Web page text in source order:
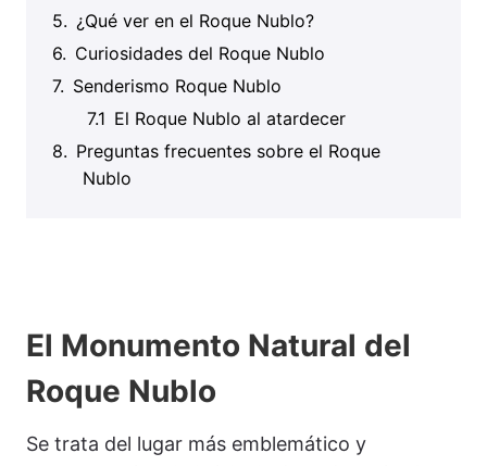
¿Qué ver en el Roque Nublo?
Curiosidades del Roque Nublo
Senderismo Roque Nublo
El Roque Nublo al atardecer
Preguntas frecuentes sobre el Roque
Nublo
El Monumento Natural del
Roque Nublo
Se trata del lugar más emblemático y